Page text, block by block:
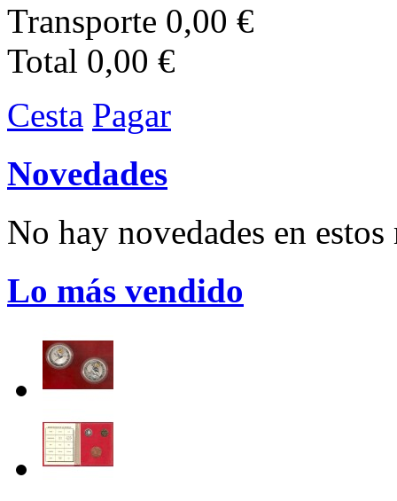
Transporte 0,00 €
Total 0,00 €
Cesta Pagar
Novedades
No hay novedades en
Lo más vendido